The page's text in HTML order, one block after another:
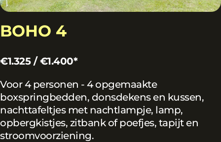
BOHO 4
€1.325 / €1.400*
Voor 4 personen - 4 opgemaakte
boxspringbedden, donsdekens en kussen,
nachttafeltjes met nachtlampje, lamp,
opbergkistjes, zitbank of poefjes, tapijt en
stroomvoorziening.